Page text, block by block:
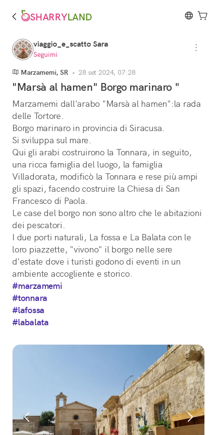
SHARRYLAND
viaggio_e_scatto Sara
Seguimi
Marzamemi, SR•28 set 2024, 07:28
"Marsà al hamen" Borgo marinaro "
Marzamemi dall'arabo "Marsà al hamen":la rada
delle Tortore.
Borgo marinaro in provincia di Siracusa.
Si sviluppa sul mare.
Qui gli arabi costruirono la Tonnara, in seguito,
una ricca famiglia del luogo, la famiglia
Villadorata, modificò la Tonnara e rese più ampi
gli spazi, facendo costruire la Chiesa di San
Francesco di Paola.
Le case del borgo non sono altro che le abitazioni
dei pescatori.
I due porti naturali, La fossa e La Balata con le
loro piazzette, "vivono" il borgo nelle sere
d'estate dove i turisti godono di eventi in un
ambiente accogliente e storico.
#marzamemi
#tonnara
#lafossa
#labalata